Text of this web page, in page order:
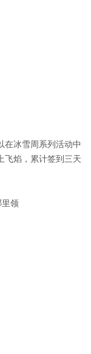
冰雪周系列活动中
飞焰，累计签到三天